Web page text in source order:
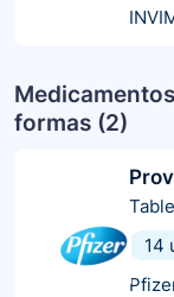
formas (2)
14